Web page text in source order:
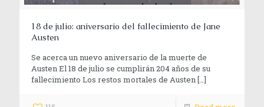
18 de julio: aniversario del fallecimiento de Jane
Austen
Se acerca un nuevo aniversario de la muerte de
Austen El 18 de julio se cumplirán 204 años de su
fallecimiento Los restos mortales de Austen […]